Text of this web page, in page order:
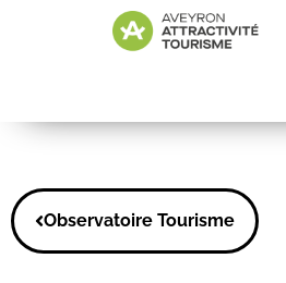
Observatoire Tourisme